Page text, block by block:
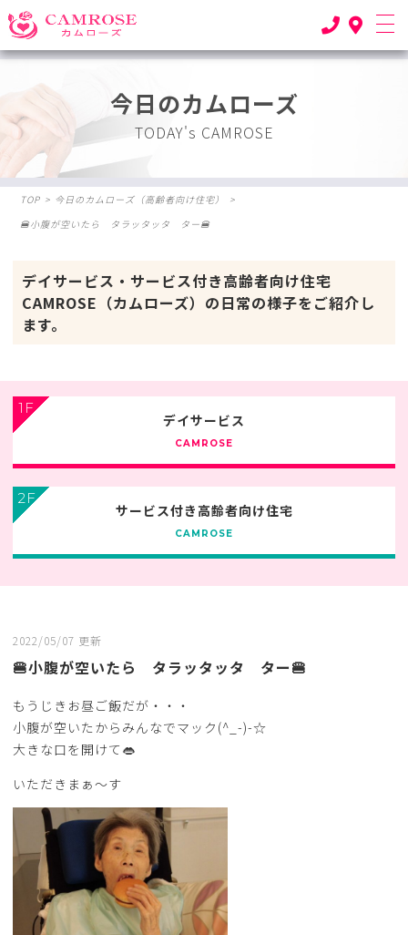
今日のカムローズ
TODAY's CAMROSE
TOP > 今日のカムローズ（高齢者向け住宅）
>
🍔小腹が空いたら タラッタッタ ター🍔
デイサービス・サービス付き高齢者向け住宅
CAMROSE（カムローズ）の日常の様子をご紹介し
ます。
1F
デイサービス
CAMROSE
2F
サービス付き高齢者向け住宅
CAMROSE
2022/05/07 更新
🍔小腹が空いたら タラッタッタ ター🍔
もうじきお昼ご飯だが・・・
小腹が空いたからみんなでマック(^_-)-☆
大きな口を開けて👄
いただきまぁ～す